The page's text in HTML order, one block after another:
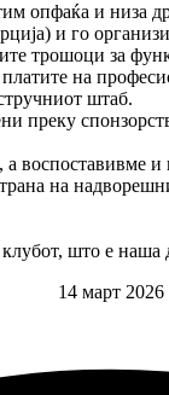
и низа
и го
трошоци за
на
штаб.
преку
на
што е наша
14 март 2026